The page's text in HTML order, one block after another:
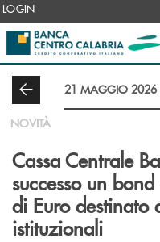
Salta al contenuto principale
LOGIN
21 MAGGIO 2026
NOVITÀ
Cassa Centrale
successo un
di Euro destinato
istituzionali